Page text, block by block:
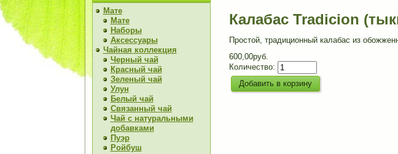
Мате
Мате
Наборы
Аксессуары
Чайная коллекция
Черный чай
Красный чай
Зеленый чай
Улун
Белый чай
Связанный чай
Чай с натуральными
добавками
Пуэр
Ройбуш
Калабас Tradicion
Простой, традиционный калабас из
600,00руб.
Количество: